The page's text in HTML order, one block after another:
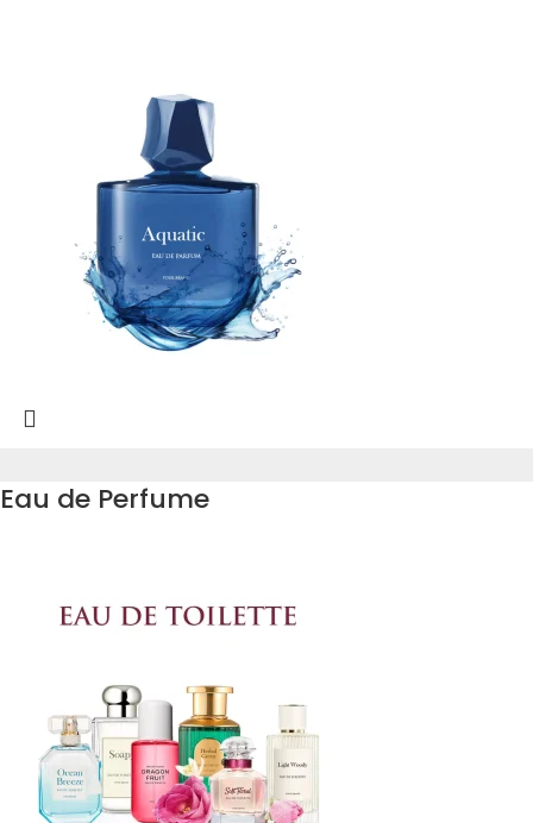
Eau de Perfume